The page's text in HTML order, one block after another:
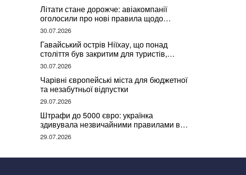
Літати стане дорожче: авіакомпанії
оголосили про нові правила щодо
вибору місць
30.07.2026
Гавайський острів Ніїхау, що понад
століття був закритим для туристів,
починає приймати перших відвідувачів
30.07.2026
Чарівні європейські міста для бюджетної
та незабутньої відпустки
29.07.2026
Штрафи до 5000 євро: українка
здивувала незвичайними правилами в
Німеччині та поділилася правдою
29.07.2026